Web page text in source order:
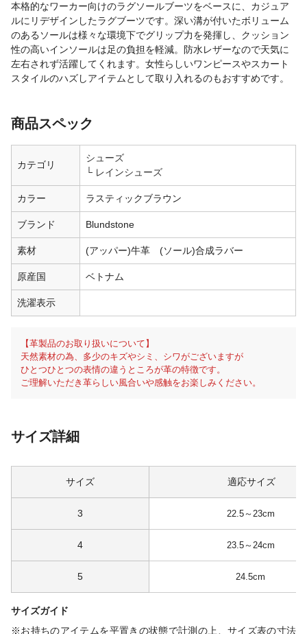
本格的なワーカー向けのラグソールブーツをベースに、カジュア
ルにリデザインしたラグブーツです。深い溝が付いたボリューム
のあるソールは様々な環境下でグリップ力を発揮し、クッション
性の高いインソールは足の負担を軽減。防水レザーなので天気に
左右されず活躍してくれます。女性らしいワンピースやスカート
スタイルのハズしアイテムとして取り入れるのもおすすめです。
商品スペック
カテゴリ
シューズ
レインシューズ
カラー ラスティックブラウン
ブランド Blundstone
素材 (アッパー)牛革 (ソール)合成ラバー
原産国 ベトナム
洗濯表示
【革製品のお取り扱いについて】
天然素材の為、多少のキズやシミ、シワがございますが
ひとつひとつの表情の違うところが革の特徴です。
ご理解いただき革らしい風合いや感触をお楽しみください。
サイズ詳細
サイズ 適応サイズ
3 22.5～23cm
4 23.5～24cm
5 24.5cm
サイズガイド
※お持ちのアイテムを平置きの状態で計測の上、サイズ表の寸法